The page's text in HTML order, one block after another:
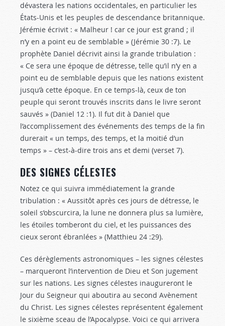
dévastera les nations occidentales, en particulier les
États-Unis et les peuples de descendance britannique.
Jérémie écrivit : « Malheur ! car ce jour est grand ; il
n’y en a point eu de semblable » (Jérémie 30 :7). Le
prophète Daniel décrivit ainsi la grande tribulation :
« Ce sera une époque de détresse, telle qu’il n’y en a
point eu de semblable depuis que les nations existent
jusqu’à cette époque. En ce temps-là, ceux de ton
peuple qui seront trouvés inscrits dans le livre seront
sauvés » (Daniel 12 :1). Il fut dit à Daniel que
l’accomplissement des événements des temps de la fin
durerait « un temps, des temps, et la moitié d’un
temps » – c’est-à-dire trois ans et demi (verset 7).
DES SIGNES CÉLESTES
Notez ce qui suivra immédiatement la grande
tribulation : « Aussitôt après ces jours de détresse, le
soleil s’obscurcira, la lune ne donnera plus sa lumière,
les étoiles tomberont du ciel, et les puissances des
cieux seront ébranlées » (Matthieu 24 :29).
Ces dérèglements astronomiques – les signes célestes
– marqueront l’intervention de Dieu et Son jugement
sur les nations. Les signes célestes inaugureront le
Jour du Seigneur qui aboutira au second Avènement
du Christ. Les signes célestes représentent également
le sixième sceau de l’Apocalypse. Voici ce qui arrivera